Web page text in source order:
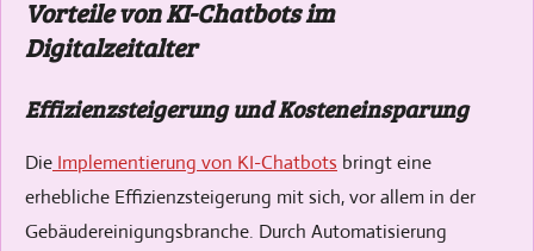
Vorteile von KI-Chatbots im
Digitalzeitalter
Effizienzsteigerung und Kosteneinsparung
Die Implementierung von KI-Chatbots bringt eine
erhebliche Effizienzsteigerung mit sich, vor allem in der
Gebäudereinigungsbranche. Durch Automatisierung